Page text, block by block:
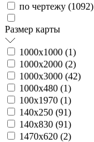
по чертежу (1092)
Размер карты
1000х1000 (1)
1000х2000 (2)
1000х3000 (42)
1000х480 (1)
100х1970 (1)
140х250 (91)
140х830 (91)
1470х620 (2)